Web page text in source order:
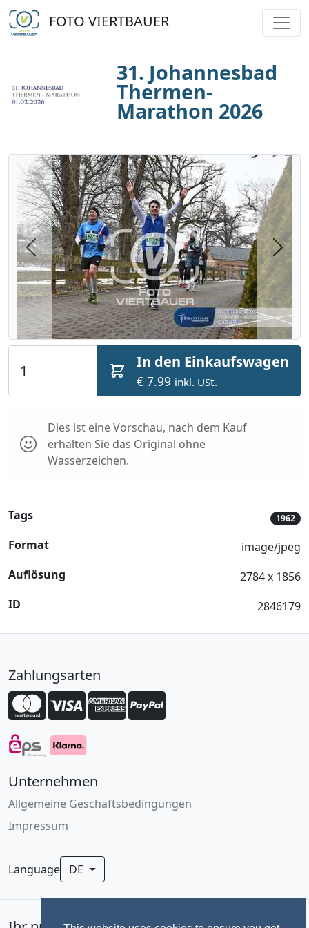
FOTO VIERTBAUER
31. Johannesbad
Thermen-
Marathon 2026
Previous Next
In den Einkaufswagen
€ 7.99 inkl. USt.
Dies ist eine Vorschau, nach dem Kauf
erhalten Sie das Original ohne
Wasserzeichen.
Tags 1962
Format
image/jpeg
Auflösung
2784 x 1856
ID
2846179
Zahlungsarten
Unternehmen
Allgemeine Geschäftsbedingungen
Impressum
Language DE